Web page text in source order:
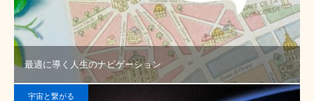
最適に導く人生のナビゲーション
宇宙と繋がる